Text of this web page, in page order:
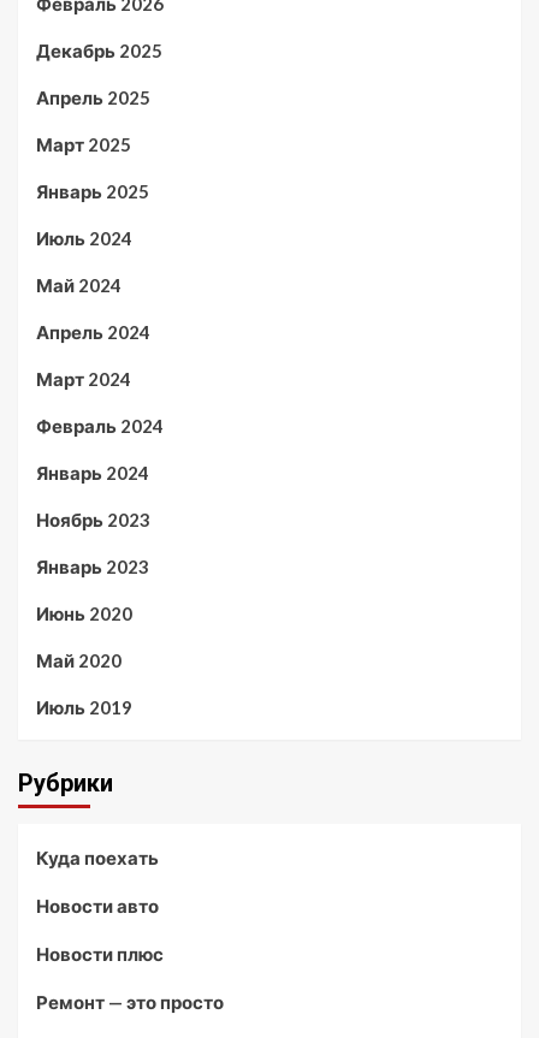
Декабрь 2025
Апрель 2025
Март 2025
Январь 2025
Июль 2024
Май 2024
Апрель 2024
Март 2024
Февраль 2024
Январь 2024
Ноябрь 2023
Январь 2023
Июнь 2020
Май 2020
Июль 2019
Рубрики
Куда поехать
Новости авто
Новости плюс
Ремонт — это просто